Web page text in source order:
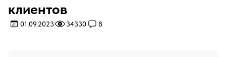
клиентов
01.09.2023 34330 8